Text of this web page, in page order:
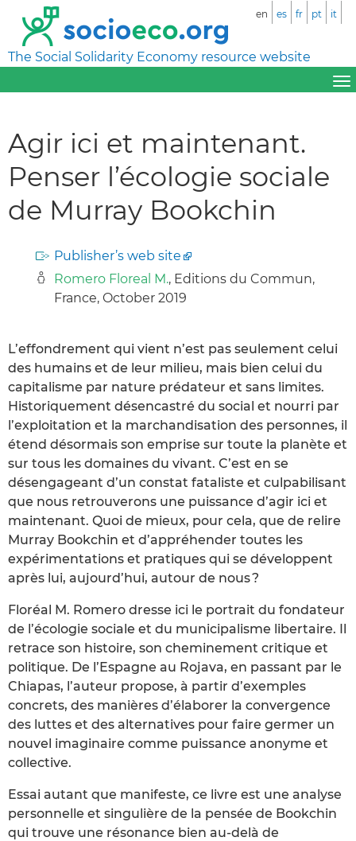
The Social Solidarity Economy resource website
en es fr pt it
Agir ici et maintenant.
Penser l’écologie sociale
de Murray Bookchin
Publisher’s web site
Romero Floreal M., Editions du Commun,
France, October 2019
L’effondrement qui vient n’est pas seulement celui
des humains et de leur milieu, mais bien celui du
capitalisme par nature prédateur et sans limites.
Historiquement désencastré du social et nourri par
l’exploitation et la marchandisation des personnes, il
étend désormais son emprise sur toute la planète et
sur tous les domaines du vivant. C’est en se
désengageant d’un constat fataliste et culpabilisant
que nous retrouverons une puissance d’agir ici et
maintenant. Quoi de mieux, pour cela, que de relire
Murray Bookchin et d’appréhender toutes les
expérimentations et pratiques qui se développent
après lui, aujourd’hui, autour de nous ?
Floréal M. Romero dresse ici le portrait du fondateur
de l’écologie sociale et du municipalisme libertaire. Il
retrace son histoire, son cheminement critique et
politique. De l’Espagne au Rojava, en passant par le
Chiapas, l’auteur propose, à partir d’exemples
concrets, des manières d’élaborer la convergence
des luttes et des alternatives pour faire germer un
nouvel imaginaire comme puissance anonyme et
collective.
Essai autant que manifeste, ce livre est une analyse
personnelle et singulière de la pensée de Bookchin
qui trouve une résonance bien au-delà de